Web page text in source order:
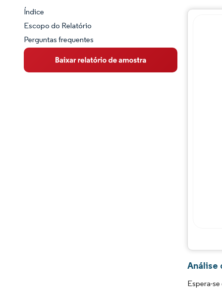
Panorama do Mercado
Visão Geral do Mercado
Principais Tendências de Mercado
Índice
Escopo do Relatório
Perguntas frequentes
Análise
Espera-